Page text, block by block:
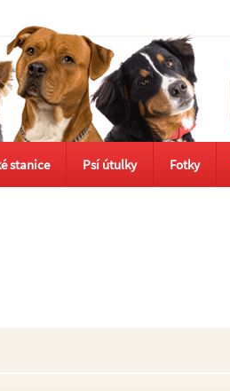
stanice Psí útulky Fotky